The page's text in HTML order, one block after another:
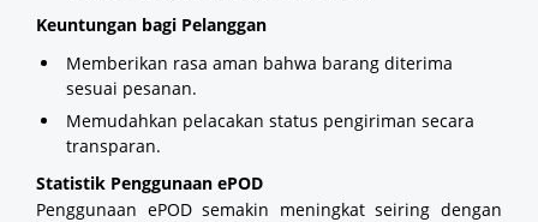
Keuntungan bagi Pelanggan
Memberikan rasa aman bahwa barang diterima
sesuai pesanan.
Memudahkan pelacakan status pengiriman secara
transparan.
Statistik Penggunaan ePOD
Penggunaan ePOD semakin meningkat seiring dengan